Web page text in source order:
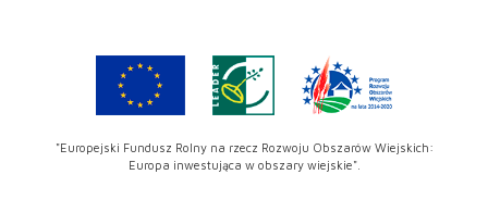
"Europejski Fundusz Rolny na rzecz Rozwoju Obszarów Wiejskich:
Europa inwestująca w obszary wiejskie".